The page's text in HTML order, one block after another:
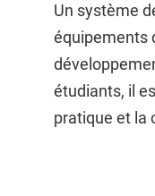
Un système
équipements
étudiants, il
pratique et la